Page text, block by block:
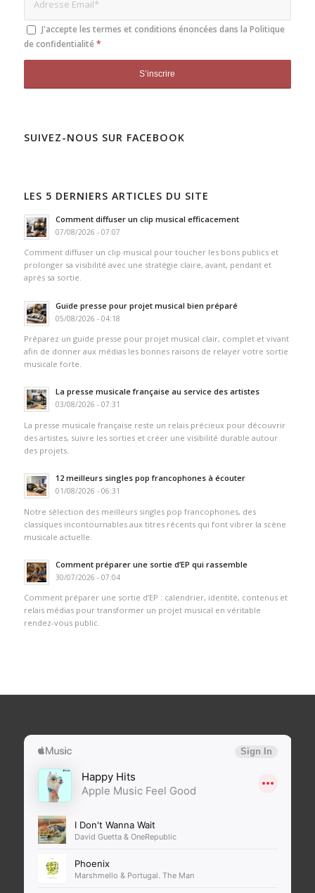
J'accepte les termes et conditions énoncées dans la Politique
de confidentialité *
SUIVEZ-NOUS SUR FACEBOOK
LES 5 DERNIERS ARTICLES DU SITE
Comment diffuser un clip musical efficacement
07/08/2026 - 07:07
Comment diffuser un clip musical pour toucher les bons publics et
prolonger sa visibilité avec une stratégie claire, avant, pendant et
après sa sortie.
Guide presse pour projet musical bien préparé
05/08/2026 - 04:18
Préparez un guide presse pour projet musical clair, complet et vivant
afin de donner aux médias les bonnes raisons de relayer votre sortie
musicale forte.
La presse musicale française au service des artistes
03/08/2026 - 07:31
La presse musicale française reste un relais précieux pour découvrir
des artistes, suivre les sorties et créer une visibilité durable autour
des projets.
12 meilleurs singles pop francophones à écouter
01/08/2026 - 06:31
Notre sélection des meilleurs singles pop francophones, des
classiques incontournables aux titres récents qui font vibrer la scène
musicale actuelle.
Comment préparer une sortie d’EP qui rassemble
30/07/2026 - 07:04
Comment préparer une sortie d’EP : calendrier, identité, contenus et
relais médias pour transformer un projet musical en véritable
rendez-vous public.